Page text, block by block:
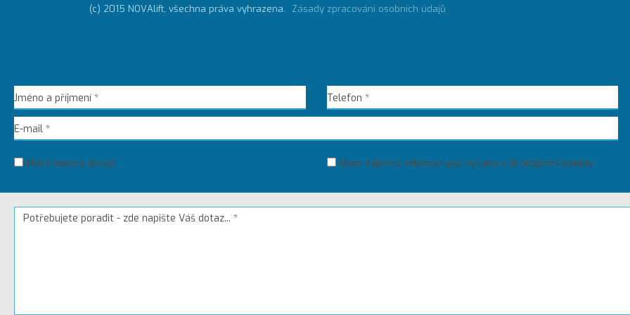
(c) 2015 NOVAlift, všechna práva vyhrazena. Zásady zpracování osobních údajů
Mám obecný dotaz Mám zájem o rekonstrukci výtahu v již stojícím objektu